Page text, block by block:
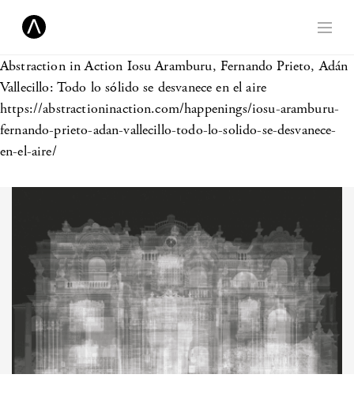
Abstraction in Action Iosu Aramburu, Fernando Prieto, Adán
Vallecillo: Todo lo sólido se desvanece en el aire
https://abstractioninaction.com/happenings/iosu-aramburu-
fernando-prieto-adan-vallecillo-todo-lo-solido-se-desvanece-
en-el-aire/